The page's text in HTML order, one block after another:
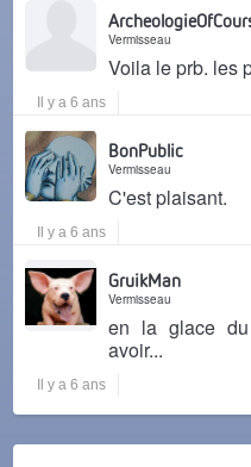
Vermisseau
Voila le prb. les
Il y a 6 ans
BonPublic
Vermisseau
C'est plaisant.
Il y a 6 ans
GruikMan
Vermisseau
en la glace
avoir...
Il y a 6 ans